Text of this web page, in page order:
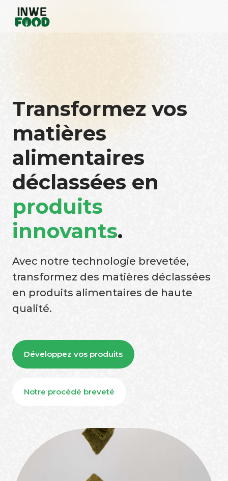
Transformez vos
matières
alimentaires
déclassées en
produits
innovants.
Avec notre technologie brevetée,
transformez des matières déclassées
en produits alimentaires de haute
qualité.
Développez vos produits
Notre procédé breveté